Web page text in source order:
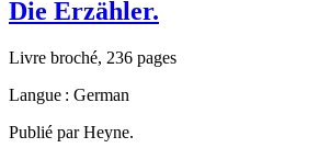
Die Erzähler.
Livre broché, 236 pages
Langue : German
Publié par Heyne.